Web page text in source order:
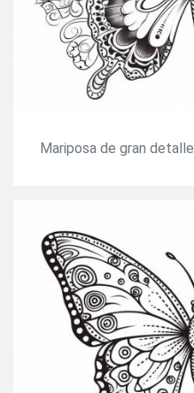
Mariposa de gran detalle